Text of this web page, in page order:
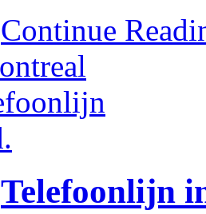
Continue
Telefoonlijn